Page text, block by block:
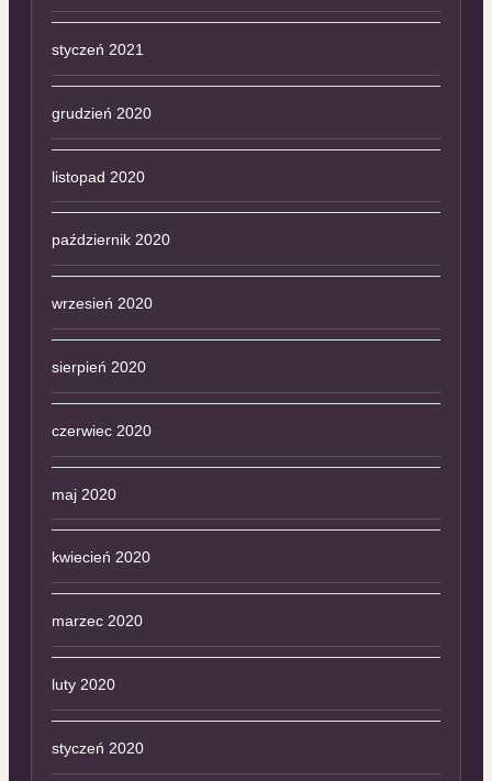
styczeń 2021
grudzień 2020
listopad 2020
październik 2020
wrzesień 2020
sierpień 2020
czerwiec 2020
maj 2020
kwiecień 2020
marzec 2020
luty 2020
styczeń 2020